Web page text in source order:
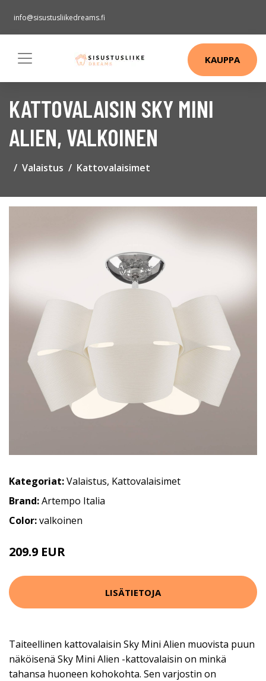
info@sisustusliikedreams.fi
KAUPPA
KATTOVALAISIN SKY MINI
ALIEN, VALKOINEN
Valaistus Kattovalaisimet
Kategoriat:Valaistus, Kattovalaisimet
Brand:Artempo Italia
Color:valkoinen
209.9 EUR
LISÄTIETOJA
Taiteellinen kattovalaisin Sky Mini Alien muovista puun
näköisenä Sky Mini Alien -kattovalaisin on minkä
tahansa huoneen kohokohta. Sen varjostin on